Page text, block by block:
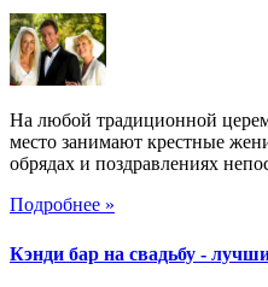
На любой традиционной
место занимают крестные
обрядах и поздравлениях
Подробнее »
Кэнди бар на свадьбу -